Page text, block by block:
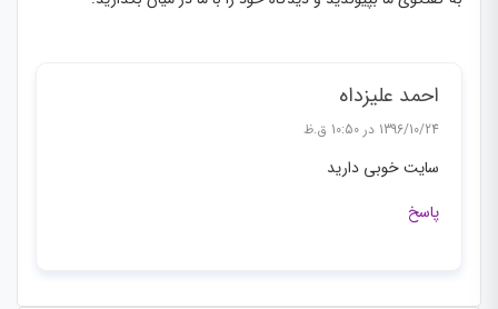
احمد علیزداه
1396/10/24 در 10:50 ق.ظ
سایت خوبی دارید
پاسخ